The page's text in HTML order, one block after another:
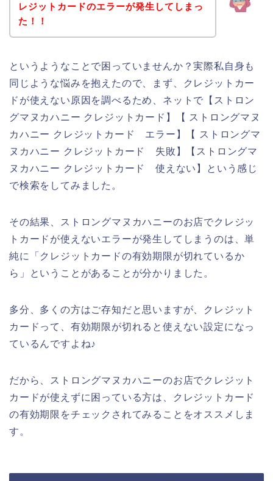
レジットカードのエラーが発生してしまっ
た！！
というようなことで困っていませんか？実際私自身も
同じような悩みを抱えたので、まず、クレジットカー
ドが使えない原因を調べるため、ネットで【ストロン
グマヌカハニー クレジットカード】【 ストロングマヌ
カハニー クレジットカード エラー】【 ストロングマ
ヌカハニー クレジットカード 失敗】【ストロングマ
ヌカハニー クレジットカード 使えない】という感じ
で検索をしてみました。
その結果、ストロングマヌカハニーのお店でクレジッ
トカードが使えないエラーが発生してしまうのは、単
純に「クレジットカードの有効期限が切れているか
ら」ということがあることが分かりました。
多分、多くの方はご存知だと思いますが、クレジット
カードって、有効期限が切れると使えない設定になっ
ているんですよね♪
だから、ストロングマヌカハニーのお店でクレジット
カードが使えずに困っている方は、クレジットカード
の有効期限をチェックされてみることをオススメしま
す。